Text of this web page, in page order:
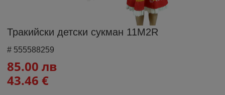
Тракийски детски сукман 11M2R
# 555588259
85.00 лв
43.46 €